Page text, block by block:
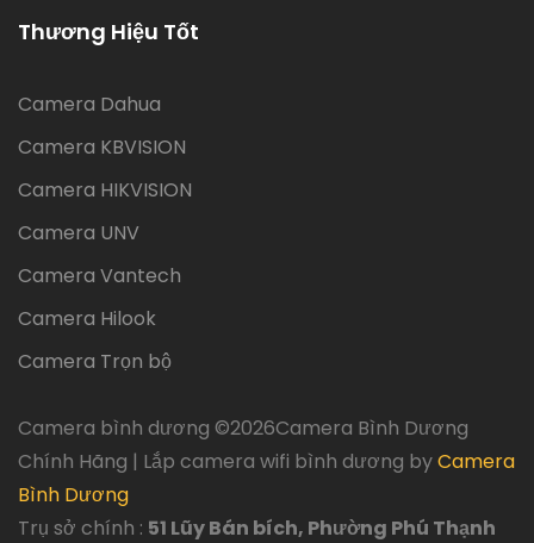
Thương Hiệu Tốt
Camera Dahua
Camera KBVISION
Camera HIKVISION
Camera UNV
Camera Vantech
Camera Hilook
Camera Trọn bộ
Camera bình dương ©2026Camera Bình Dương
Chính Hãng | Lắp camera wifi bình dương byCamera
Bình Dương
Trụ sở chính : 51 Lũy Bán bích, Phường Phú Thạnh